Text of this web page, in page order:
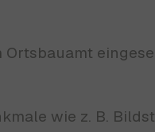
wie z. B.